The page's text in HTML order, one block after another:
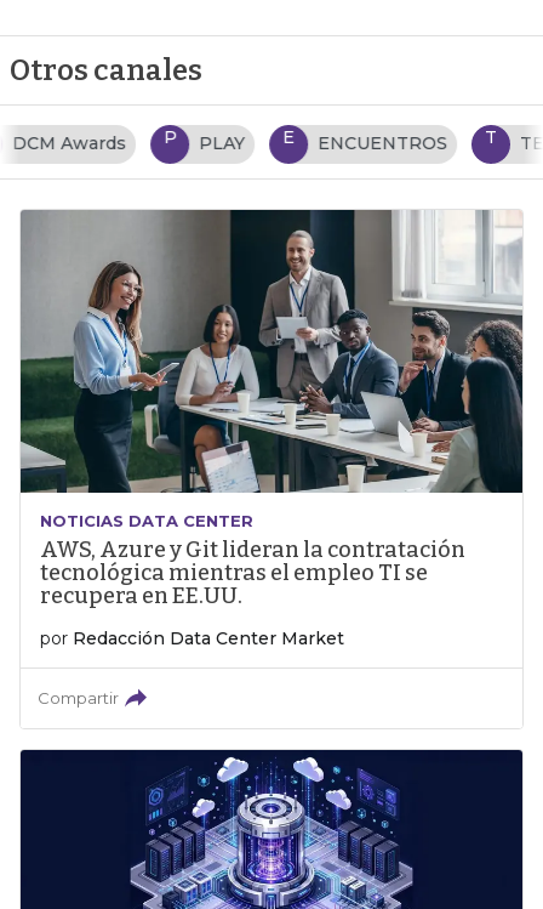
Otros canales
P PLAY E ENCUENTROS T TENDENCIAS TI
NOTICIAS DATA CENTER
AWS, Azure y Git lideran la contratación
tecnológica mientras el empleo TI se
recupera en EE.UU.
por Redacción Data Center Market
Compartir